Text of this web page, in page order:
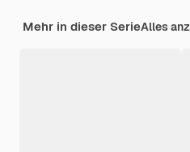
Mehr in dieser SerieAlles